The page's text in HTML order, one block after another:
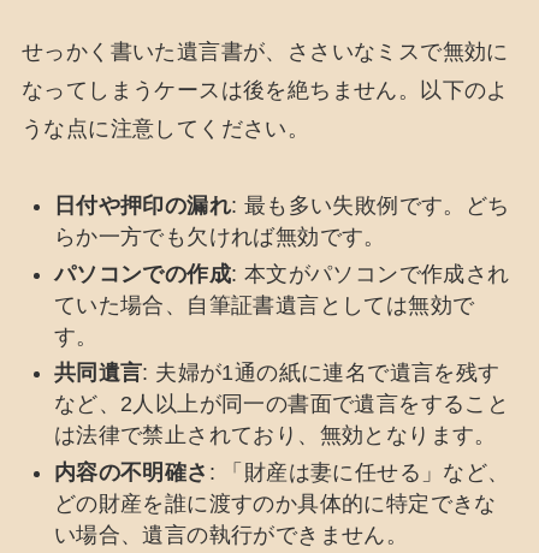
せっかく書いた遺言書が、ささいなミスで無効に
なってしまうケースは後を絶ちません。以下のよ
うな点に注意してください。
日付や押印の漏れ: 最も多い失敗例です。どち
らか一方でも欠ければ無効です。
パソコンでの作成: 本文がパソコンで作成され
ていた場合、自筆証書遺言としては無効で
す。
共同遺言: 夫婦が1通の紙に連名で遺言を残す
など、2人以上が同一の書面で遺言をすること
は法律で禁止されており、無効となります。
内容の不明確さ : 「財産は妻に任せる」など、
どの財産を誰に渡すのか具体的に特定できな
い場合、遺言の執行ができません。